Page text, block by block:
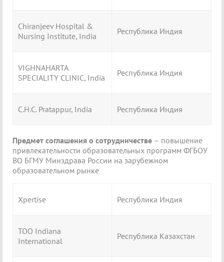
Chiranjeev Hospital &
Nursing Institute, India
Республика Индия
VIGHNAHARTA
SPECIALITY CLINIC, India
Республика Индия
C.H.C. Pratappur, India Республика Индия
Предмет соглашения о сотрудничестве – повышение
привлекательности образовательных программ ФГБОУ
ВО БГМУ Минздрава России на зарубежном
образовательном рынке
Xpertise Республика Индия
ТОО Indiana
International
Республика Казахстан